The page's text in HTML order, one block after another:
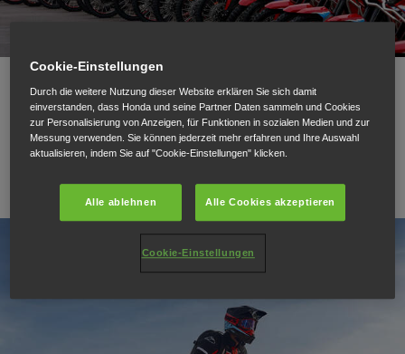
Honda Adventure Roads –
Marokko 2024
Cookie-Einstellungen
Durch die weitere Nutzung dieser Website erklären Sie sich damit
einverstanden, dass Honda und seine Partner Daten sammeln und Cookies
zur Personalisierung von Anzeigen, für Funktionen in sozialen Medien und zur
Messung verwenden. Sie können jederzeit mehr erfahren und Ihre Auswahl
aktualisieren, indem Sie auf "Cookie-Einstellungen" klicken.
Alle ablehnen Alle Cookies akzeptieren
Cookie-Einstellungen